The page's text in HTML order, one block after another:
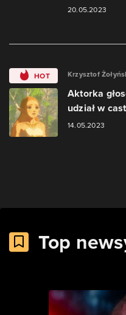
20.05.2023
HOT Krzysztof
Aktorka
udział w
14.05.2023
Top